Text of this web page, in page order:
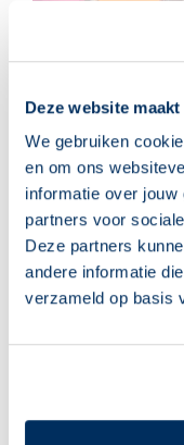
Deze website
We gebruiken
en om ons
informatie over
partners voor
Deze partners
andere informatie
verzameld op basis
Gerelateerde